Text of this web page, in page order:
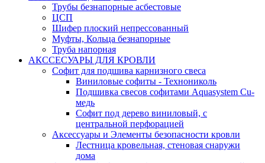
Трубы безнапорные асбестовые
ЦСП
Шифер плоский непрессованный
Муфты, Кольца безнапорные
Труба напорная
АКССЕСУАРЫ ДЛЯ КРОВЛИ
Софит для подшива карнизного свеса
Виниловые софиты - Технониколь
Подшивка свесов софитами Aquasystem Cu-
медь
Софит под дерево виниловый, с
центральной перфорацией
Аксессуары и Элементы безопасности кровли
Лестница кровельная, стеновая снаружи
дома